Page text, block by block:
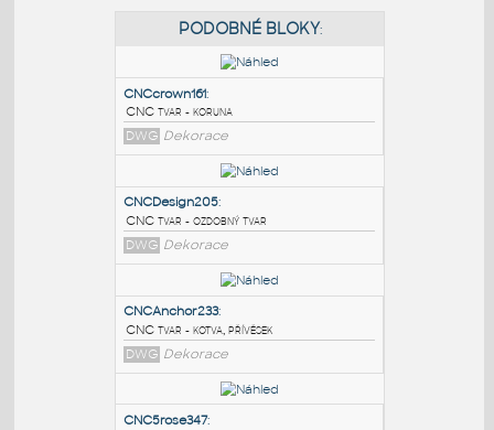
PODOBNÉ BLOKY
CNCcrown161:
CNC tvar - koruna
DWG Dekorace
CNCDesign205:
CNC tvar - ozdobný tvar